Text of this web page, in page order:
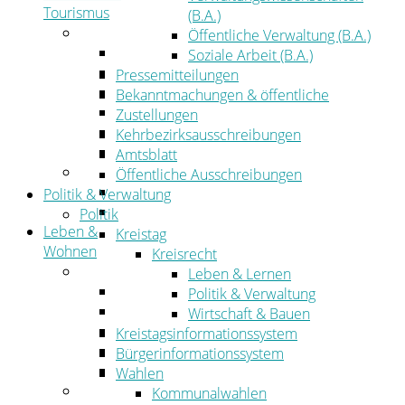
Tourismus
Wirtschaftsförderung
Gewerbeflächen und Unternehmen
Arbeitgeberservice
Mobilfunk & Breitband
Straßen- und Radwegebau
Landwirtschaft
Tourismus
Freizeit und Urlaub im Landkreis
Veranstaltungen
Leben &
Wohnen
Migration
Schulen, Bildung, Sport und Kultur
Soziales
Gesundheit
Jugend, Familie und Senioren
(B.A.)
Öffentliche Verwaltung (B.A.)
Soziale Arbeit (B.A.)
Pressemitteilungen
Bekanntmachungen & öffentliche
Zustellungen
Kehrbezirksausschreibungen
Amtsblatt
Öffentliche Ausschreibungen
Politik & Verwaltung
Politik
Kreistag
Kreisrecht
Leben & Lernen
Politik & Verwaltung
Wirtschaft & Bauen
Kreistagsinformationssystem
Bürgerinformationssystem
Wahlen
Kommunalwahlen